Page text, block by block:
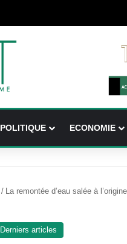
POLITIQUE ECONOMIE
/ La remontée d’eau salée à
Derniers articles